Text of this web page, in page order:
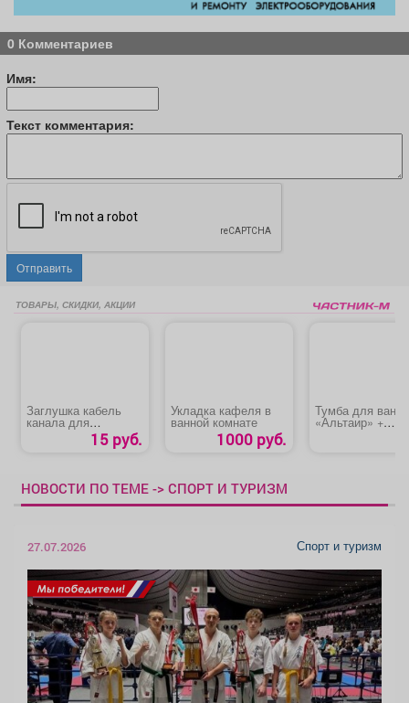
0 Комментариев
Имя:
Текст комментария:
Отправить
ТОВАРЫ, СКИДКИ, АКЦИИ
Заглушка кабель
канала для
компьютерного15 руб.
Укладка кафеля в
ванной комнате
1000 руб.
Тумба для
«Альтаир» +
Раковина
НОВОСТИ ПО ТЕМЕ -> СПОРТ И ТУРИЗМ
27.07.2026 Спорт и туризм